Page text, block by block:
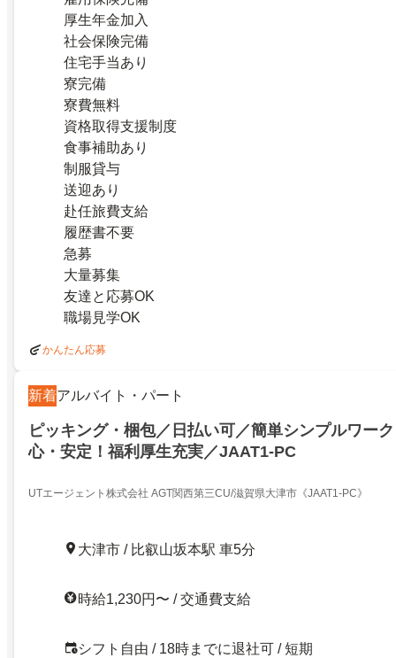
厚生年金加入
社会保険完備
住宅手当あり
寮完備
寮費無料
資格取得支援制度
食事補助あり
制服貸与
送迎あり
赴任旅費支給
履歴書不要
急募
大量募集
友達と応募OK
職場見学OK
かんたん応募
新着アルバイト・パート
ピッキング・梱包／日払い可／簡単シンプルワー
心・安定！福利厚生充実／JAAT1-PC
UTエージェント株式会社 AGT関西第三CU/滋賀県大津市《JAAT1-PC》
大津市 / 比叡山坂本駅 車5分
時給1,230円〜 / 交通費支給
シフト自由 / 18時までに退社可 / 短期